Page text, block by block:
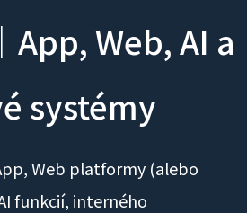
Web, AI a
systémy
Web platformy (alebo
funkcií, interného